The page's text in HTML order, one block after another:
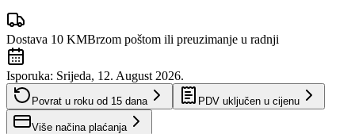
Dostava 10 KMBrzom poštom ili preuzimanje u radnji
Isporuka: Srijeda, 12. August 2026.
Povrat u roku od 15 dana PDV uključen u cijenu
Više načina plaćanja